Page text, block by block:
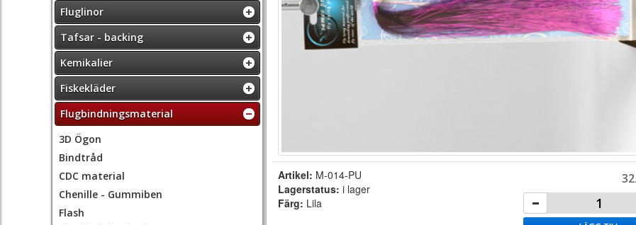
Fluglinor
Tafsar - backing
Kemikalier
Fiskekläder
Flugbindningsmaterial
3D Ögon
Bindtråd
CDC material
Chenille - Gummiben
Flash
Artikel: M-014-PU
Lagerstatus: i lager
Färg: Lila